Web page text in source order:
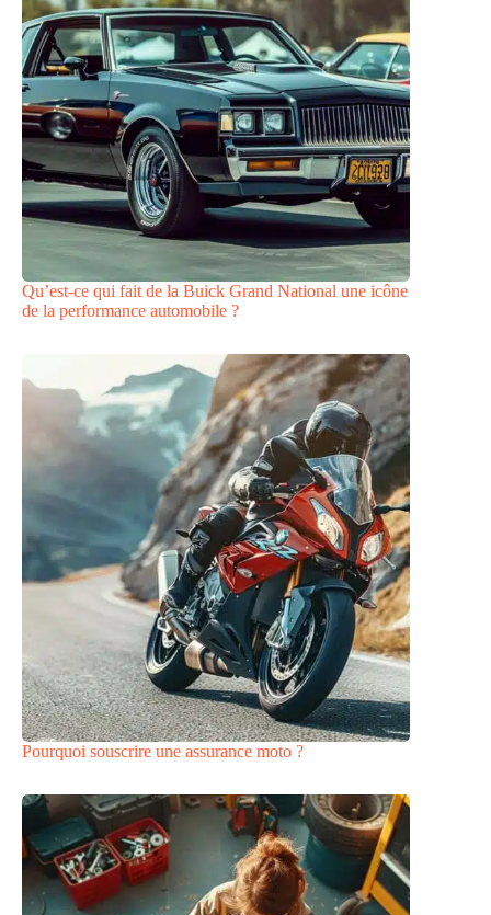
Qu’est-ce qui fait de la Buick Grand National une icône
de la performance automobile ?
Pourquoi souscrire une assurance moto ?